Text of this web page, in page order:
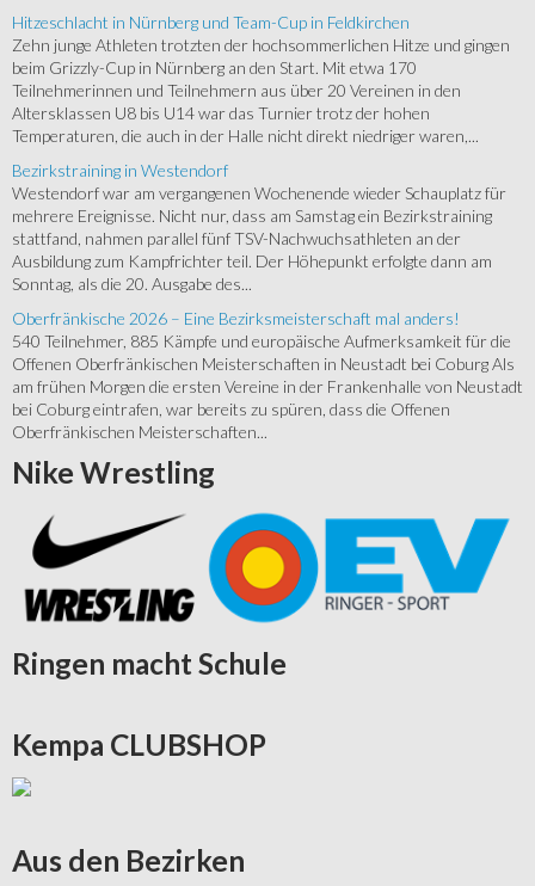
Hitzeschlacht in Nürnberg und Team-Cup in Feldkirchen
Zehn junge Athleten trotzten der hochsommerlichen Hitze und gingen
beim Grizzly-Cup in Nürnberg an den Start. Mit etwa 170
Teilnehmerinnen und Teilnehmern aus über 20 Vereinen in den
Altersklassen U8 bis U14 war das Turnier trotz der hohen
Temperaturen, die auch in der Halle nicht direkt niedriger waren,...
Bezirkstraining in Westendorf
Westendorf war am vergangenen Wochenende wieder Schauplatz für
mehrere Ereignisse. Nicht nur, dass am Samstag ein Bezirkstraining
stattfand, nahmen parallel fünf TSV-Nachwuchsathleten an der
Ausbildung zum Kampfrichter teil. Der Höhepunkt erfolgte dann am
Sonntag, als die 20. Ausgabe des...
Oberfränkische 2026 – Eine Bezirksmeisterschaft mal anders!
540 Teilnehmer, 885 Kämpfe und europäische Aufmerksamkeit für die
Offenen Oberfränkischen Meisterschaften in Neustadt bei Coburg Als
am frühen Morgen die ersten Vereine in der Frankenhalle von Neustadt
bei Coburg eintrafen, war bereits zu spüren, dass die Offenen
Oberfränkischen Meisterschaften...
Nike Wrestling
Ringen macht Schule
Kempa CLUBSHOP
Aus den Bezirken